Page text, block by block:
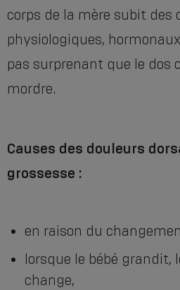
corps de la mère subit des
physiologiques,
pas surprenant que le dos
mordre.
Causes des douleurs
grossesse :
en raison du
lorsque le bébé grandit,
change,